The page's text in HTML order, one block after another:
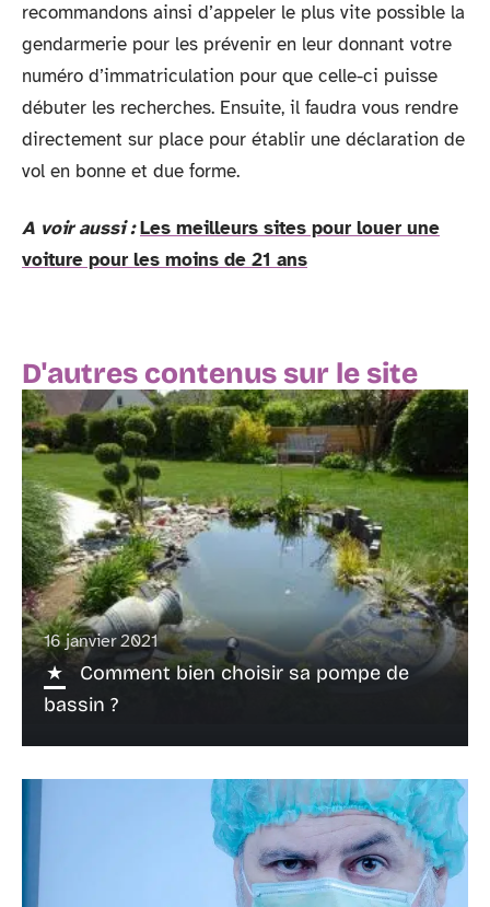
recommandons ainsi d’appeler le plus vite possible la
gendarmerie pour les prévenir en leur donnant votre
numéro d’immatriculation pour que celle-ci puisse
débuter les recherches. Ensuite, il faudra vous rendre
directement sur place pour établir une déclaration de
vol en bonne et due forme.
A voir aussi : Les meilleurs sites pour louer une
voiture pour les moins de 21 ans
D'autres contenus sur le site
16 janvier 2021
Comment bien choisir sa pompe de
bassin ?